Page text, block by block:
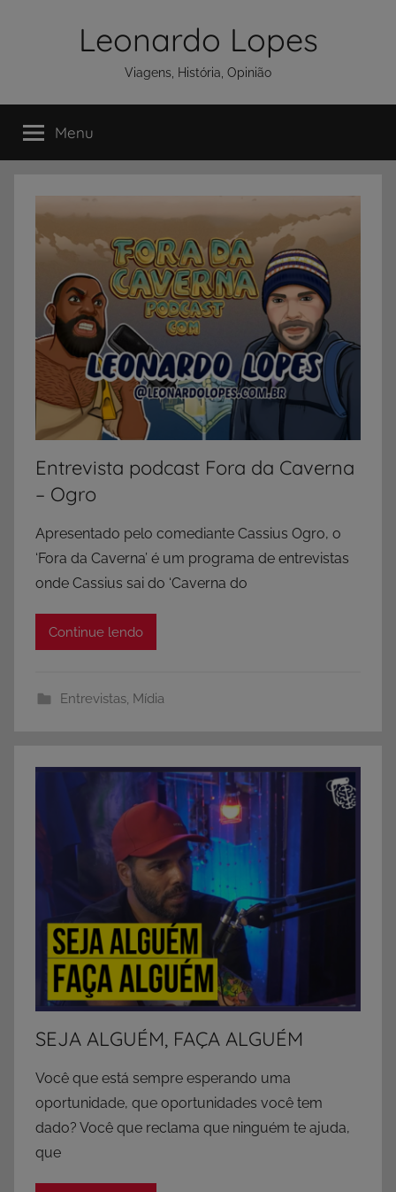
Leonardo Lopes
Viagens, História, Opinião
Menu
Entrevista podcast Fora da Caverna
– Ogro
Apresentado pelo comediante Cassius Ogro, o
‘Fora da Caverna’ é um programa de entrevistas
onde Cassius sai do ‘Caverna do
Continue lendo
Entrevistas, Mídia
SEJA ALGUÉM, FAÇA ALGUÉM
Você que está sempre esperando uma
oportunidade, que oportunidades você tem
dado? Você que reclama que ninguém te ajuda,
que